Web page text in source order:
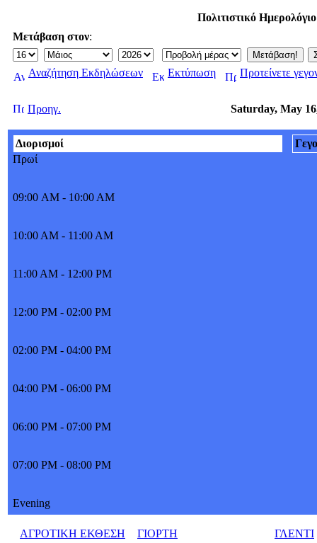
Πολιτιστικό
Μετάβαση στον:
Αναζήτηση Εκδηλώσεων Εκτύπωση Προτείνετε
Προηγ. Saturday, May
Διορισμοί
Πρωί
09:00 AM - 10:00 AM
10:00 AM - 11:00 AM
11:00 AM - 12:00 PM
12:00 PM - 02:00 PM
02:00 PM - 04:00 PM
04:00 PM - 06:00 PM
06:00 PM - 07:00 PM
07:00 PM - 08:00 PM
Evening
ΑΓΡΟΤΙΚΗ ΕΚΘΕΣΗ ΓΙΟΡΤΗ
ΓΛΕΝΤΙ